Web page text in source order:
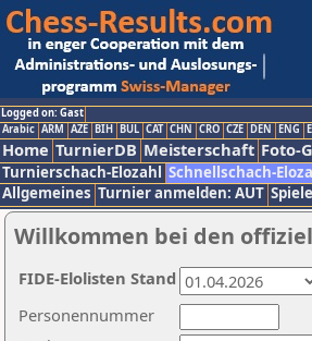
Logged on: Gast
Arabic ARM AZE BIH BUL CAT CHN CRO CZE DEN ENG
Home TurnierDB Meisterschaft Foto-
Turnierschach-Elozahl Schnellschach-
Allgemeines Turnier anmelden: AUT
Willkommen bei den
Personennummer
FIDE-Elolisten Stand